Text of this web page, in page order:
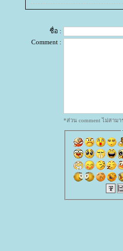
ชื่อ :
Comment :
*ส่วน comment ไม่สามา